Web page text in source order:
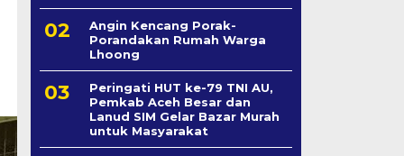
Angin Kencang Porak-
Porandakan Rumah Warga
Lhoong
Peringati HUT ke-79 TNI AU,
Pemkab Aceh Besar dan
Lanud SIM Gelar Bazar Murah
untuk Masyarakat